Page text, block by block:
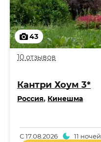
43
10 отзывов
Кантри Хоум 3*
Россия, Кинешма
С17.08.2026 11 ночей